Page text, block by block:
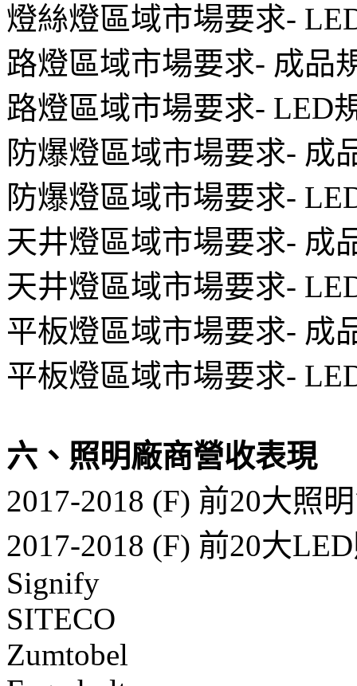
燈絲燈區域市場要求-
路燈區域市場要求- 成品
路燈區域市場要求- LED
防爆燈區域市場要求- 成
防爆燈區域市場要求-
天井燈區域市場要求- 成
天井燈區域市場要求-
平板燈區域市場要求- 成
平板燈區域市場要求-
六、照明廠商營收表現
2017-2018 (F) 前20大照
2017-2018 (F) 前20大
Signify
SITECO
Zumtobel